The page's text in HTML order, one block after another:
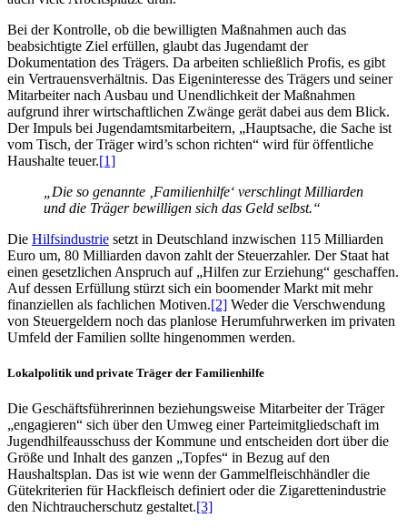
Bei der Kontrolle, ob die bewilligten Maßnahmen auch das
beabsichtigte Ziel erfüllen, glaubt das Jugendamt der
Dokumentation des Trägers. Da arbeiten schließlich Profis, es gibt
ein Vertrauens­verhältnis. Das Eigen­interesse des Trägers und seiner
Mitarbeiter nach Ausbau und Unendlichkeit der Maßnahmen
aufgrund ihrer wirtschaftlichen Zwänge gerät dabei aus dem Blick.
Der Impuls bei Jugend­amts­mit­arbeitern, „Hauptsache, die Sache ist
vom Tisch, der Träger wird’s schon richten“ wird für öffentliche
Haushalte teuer.[1]
„Die so genannte ‚Familienhilfe‘ verschlingt Milliarden
und die Träger bewilligen sich das Geld selbst.“
Die Hilfsindustrie setzt in Deutschland inzwischen 115 Milliarden
Euro um, 80 Milliarden davon zahlt der Steuerzahler. Der Staat hat
einen gesetzlichen Anspruch auf „Hilfen zur Erziehung“ geschaffen.
Auf dessen Erfüllung stürzt sich ein boomender Markt mit mehr
finanziellen als fachlichen Motiven.[2] Weder die Verschwendung
von Steuergeldern noch das planlose Herumfuhrwerken im privaten
Umfeld der Familien sollte hingenommen werden.
Lokalpolitik und private Träger der Familienhilfe
Die Geschäfts­führerinnen beziehungsweise Mitarbeiter der Träger
„engagieren“ sich über den Umweg einer Partei­mitglied­schaft im
Jugend­hilfe­aus­schuss der Kommune und entscheiden dort über die
Größe und Inhalt des ganzen „Topfes“ in Bezug auf den
Haushaltsplan. Das ist wie wenn der Gammel­fleisch­händler die
Güte­kriterien für Hackfleisch definiert oder die Zigaretten­industrie
den Nicht­raucher­schutz gestaltet.[3]